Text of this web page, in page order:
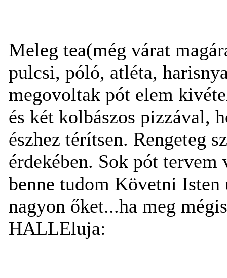
Meleg tea(még várat
pulcsi, póló, atléta,
megovoltak pót elem
és két kolbászos pizzával,
észhez térítsen. Rengeteg
érdekében. Sok pót
benne tudom Követni
nagyon őket...ha meg
HALLEluja: